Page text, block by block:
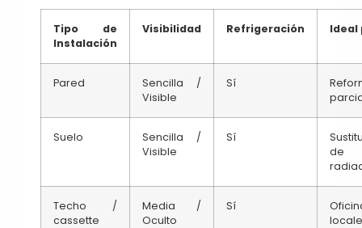
Tipo de
Instalación
Visibilidad Refrigeración Ideal
Pared
Sencilla /
Visible
Sí
Suelo
Sencilla /
Visible
Sí
de
Techo /
cassette
Media /
Oculto
Sí